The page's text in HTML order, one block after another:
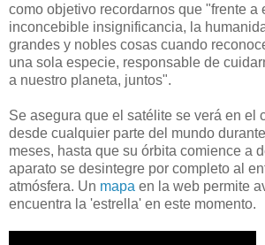
como objetivo recordarnos que "frente a
inconcebible insignificancia, la
grandes y nobles cosas cuando
una sola especie, responsable de
a nuestro planeta, juntos".
Se asegura que el satélite se verá en el
desde cualquier parte del mundo
meses, hasta que su órbita comience a
aparato se desintegre por completo al
atmósfera. Un mapa en la web permite
encuentra la 'estrella' en este momento.